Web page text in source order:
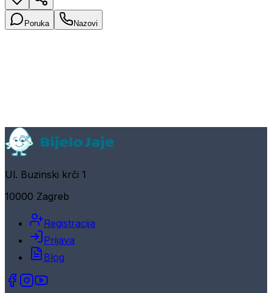
Poruka Nazovi
Ul. Buzinski krči 1
10000 Zagreb
Registracija
Prijava
Blog